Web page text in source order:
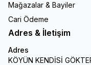
Mağazalar & Bayiler
Cari Ödeme
Adres & İletişim
Adres
KÖYÜN KENDİSİ